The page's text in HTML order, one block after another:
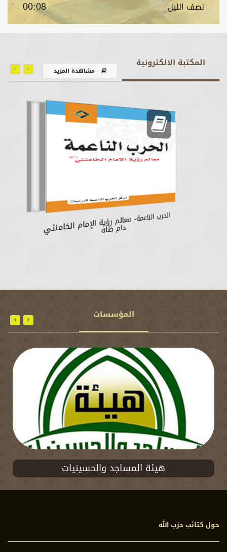
نصف اللیل 00:08
المكتبة الالكترونية
مشاهدة المزيد
الحرب الناعمة- معالم رؤية الإمام الخامنئي دام ظله
المؤسسات
هيئة المساجد والحسينيات
حول كتائب حزب الله